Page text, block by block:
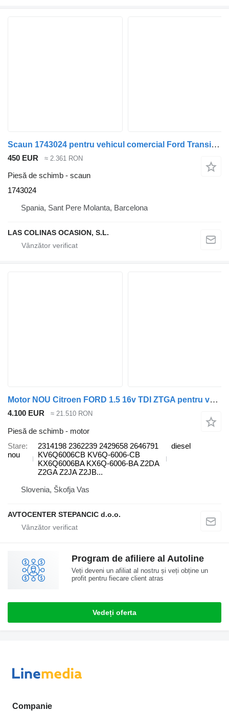
Scaun 1743024 pentru vehicul comercial Ford Transit Caja Abierta (TT9)(2006->)
450 EUR ≈ 2.361 RON
Piesă de schimb - scaun
1743024
Spania, Sant Pere Molanta, Barcelona
LAS COLINAS OCASION, S.L.
Motor NOU Citroen FORD 1.5 16v TDI ZTGA pentru vehicul comercial Ford Transit
4.100 EUR ≈ 21.510 RON
Piesă de schimb - motor
Stare
nou
2314198 2362239 2429658 2646791
KV6Q6006CB KV6Q-6006-CB
KX6Q6006BA KX6Q-6006-BA Z2DA
Z2GA Z2JA Z2JB...
diesel
Slovenia, Škofja Vas
AVTOCENTER STEPANCIC d.o.o.
Program de afiliere al Autoline
Veți deveni un afiliat al nostru și veți obține un
profit pentru fiecare client atras
Vedeți oferta
Companie